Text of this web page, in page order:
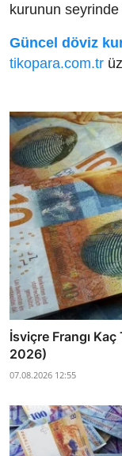
kurunun
Güncel döviz
tikopara.com.tr
İsviçre Frangı
2026)
07.08.2026 12:55